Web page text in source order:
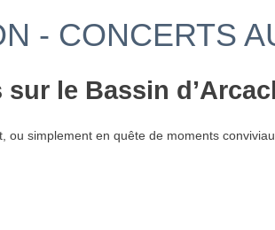
- CONCERTS
le Bassin
simplement en quête de moments